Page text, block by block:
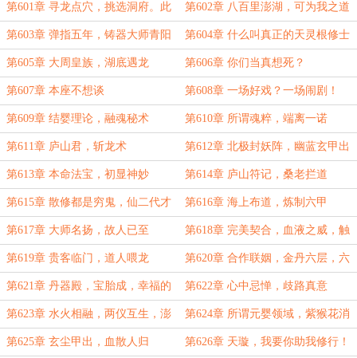
第601章 寻龙点穴，挑选洞府。此
青阳，乃彼青阳？
第602章 八百里澎湖，可为我之道
场
第603章 弹指五年，铸器大师青阳
子
第604章 什么叫真正的天灵根修士
啊
第605章 大周皇族，湖底遇龙 第606章 你们当真想死？
第607章 本座不想谈 第608章 一场好戏？一场闹剧！
第609章 结婴理论，融魂秘术 第610章 所谓魂粹，端离一诺
第611章 庐山君，斩龙术 第612章 北极封妖阵，幽蓝玄甲出
第613章 本命法宝，初显神妙 第614章 庐山符记，桑老拦道
第615章 散修都是穷鬼，仙二代才
是金矿
第616章 海上布道，炼制六甲
第617章 大师名扬，故人已至 第618章 完美契合，血液之威，触
类旁通，新的炼体术
第619章 贵客临门，道人喂龙 第620章 合作联姻，金丹六层，六
甲已成，万事俱备
第621章 丹器殿，宝胎成，幸福的
烦恼
第622章 心中忌惮，歧路真意
第623章 水火相融，两仪互生，澎
湖震动
第624章 所谓元婴领域，紫猴花消
息传来
第625章 玄尘甲出，血散人归 第626章 天璇，我要你助我修行！